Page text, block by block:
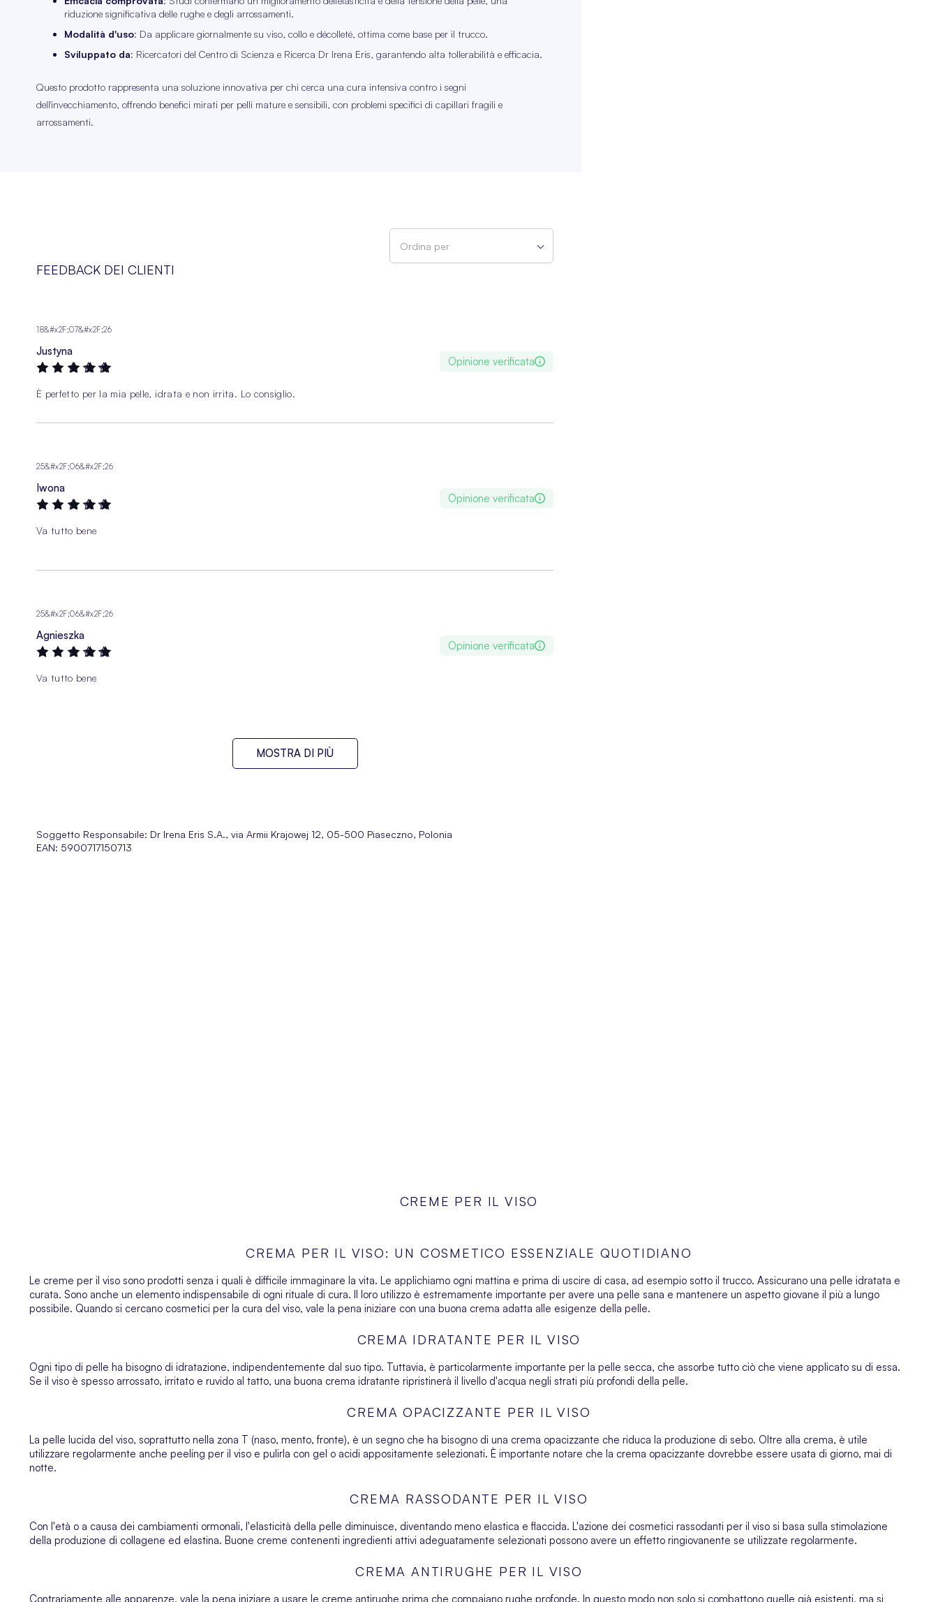
riduzione significativa delle rughe e degli arrossamenti.
Modalità d'uso: Da applicare giornalmente su viso, collo e décolleté, ottima come base per il trucco.
Sviluppato da: Ricercatori del Centro di Scienza e Ricerca Dr Irena Eris, garantendo alta tollerabilità e efficacia.
Questo prodotto rappresenta una soluzione innovativa per chi cerca una cura intensiva contro i segni
dell'invecchiamento, offrendo benefici mirati per pelli mature e sensibili, con problemi specifici di capillari fragili e
arrossamenti.
FEEDBACK DEI CLIENTI
Ordina per
18&#x2F;07&#x2F;26
Justyna
Opinione verificata
È perfetto per la mia pelle, idrata e non irrita. Lo consiglio.
25&#x2F;06&#x2F;26
Iwona
Opinione verificata
Va tutto bene
25&#x2F;06&#x2F;26
Agnieszka
Opinione verificata
Va tutto bene
MOSTRA DI PIÙ
Soggetto Responsabile: Dr Irena Eris S.A., via Armii Krajowej 12, 05-500 Piaseczno, Polonia
EAN: 5900717150713
CREME PER IL VISO
CREMA PER IL VISO: UN COSMETICO ESSENZIALE QUOTIDIANO
Le creme per il viso sono prodotti senza i quali è difficile immaginare la vita. Le applichiamo ogni mattina e prima di uscire di casa, ad esempio sotto il trucco. Assicurano una pelle idratata e
curata. Sono anche un elemento indispensabile di ogni rituale di cura. Il loro utilizzo è estremamente importante per avere una pelle sana e mantenere un aspetto giovane il più a lungo
possibile. Quando si cercano cosmetici per la cura del viso, vale la pena iniziare con una buona crema adatta alle esigenze della pelle.
CREMA IDRATANTE PER IL VISO
Ogni tipo di pelle ha bisogno di idratazione, indipendentemente dal suo tipo. Tuttavia, è particolarmente importante per la pelle secca, che assorbe tutto ciò che viene applicato su di essa.
Se il viso è spesso arrossato, irritato e ruvido al tatto, una buona crema idratante ripristinerà il livello d'acqua negli strati più profondi della pelle.
CREMA OPACIZZANTE PER IL VISO
La pelle lucida del viso, soprattutto nella zona T (naso, mento, fronte), è un segno che ha bisogno di una crema opacizzante che riduca la produzione di sebo. Oltre alla crema, è utile
utilizzare regolarmente anche peeling per il viso e pulirla con gel o acidi appositamente selezionati. È importante notare che la crema opacizzante dovrebbe essere usata di giorno, mai di
notte.
CREMA RASSODANTE PER IL VISO
Con l'età o a causa dei cambiamenti ormonali, l'elasticità della pelle diminuisce, diventando meno elastica e flaccida. L'azione dei cosmetici rassodanti per il viso si basa sulla stimolazione
della produzione di collagene ed elastina. Buone creme contenenti ingredienti attivi adeguatamente selezionati possono avere un effetto ringiovanente se utilizzate regolarmente.
CREMA ANTIRUGHE PER IL VISO
Contrariamente alle apparenze, vale la pena iniziare a usare le creme antirughe prima che compaiano rughe profonde. In questo modo non solo si combattono quelle già esistenti, ma si